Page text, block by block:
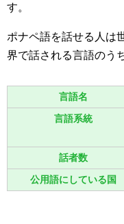
す。
ポナペ語を話せる人は
界で話される言語のう
言語名
言語系統
話者数
公用語にしている国